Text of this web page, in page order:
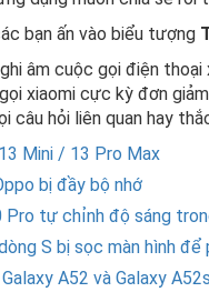
bạn ấn vào biểu tượng
âm cuộc gọi điện
xiaomi cực kỳ đơn
câu hỏi liên quan hay
Mini / 13 Pro Max
bị đầy bộ nhớ
Pro tự chỉnh độ sáng
S bị sọc màn hình để
A52 và Galaxy